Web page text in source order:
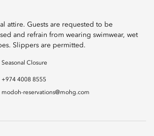
attire. Guests are requested to be
and refrain from wearing swimwear, wet
Slippers are permitted.
Seasonal Closure
+974 4008 8555
modoh-reservations@mohg.com